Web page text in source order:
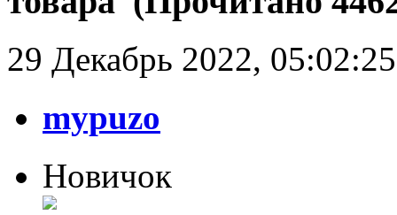
29 Декабрь 2022, 05:02:25
mypuzo
Новичок